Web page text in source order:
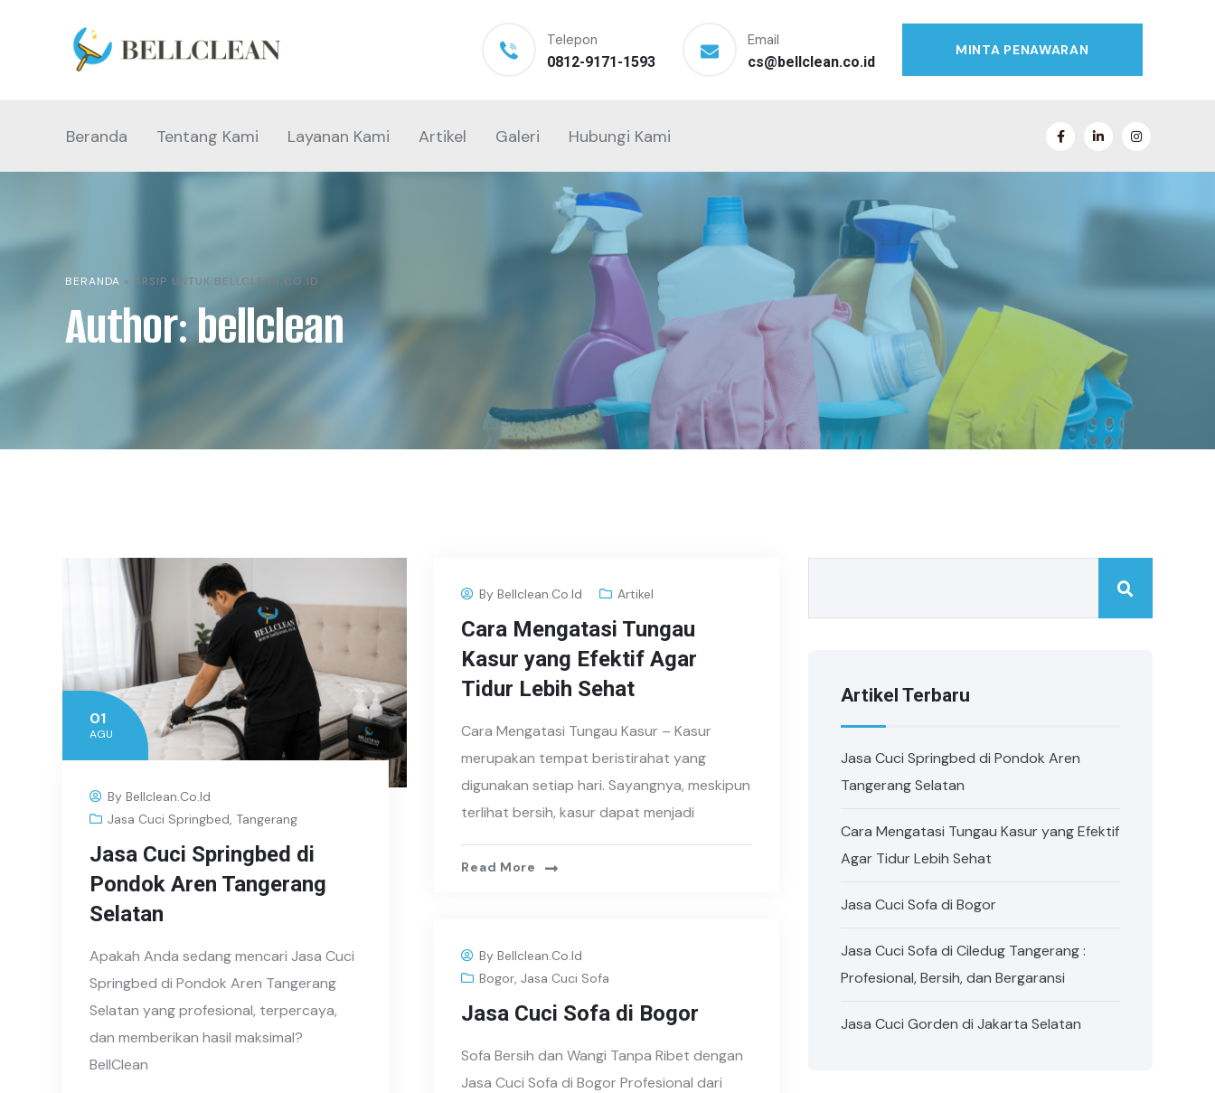
Telepon
0812-9171-1593
Email
cs@bellclean.co.id
MINTA PENAWARAN
Beranda Tentang Kami Layanan Kami Artikel Galeri Hubungi Kami
BERANDA » ARSIP UNTUK BELLCLEAN.CO.ID
Author: bellclean
01
AGU
By Bellclean.co.id
Jasa Cuci Springbed, Tangerang
Jasa Cuci Springbed di
Pondok Aren Tangerang
Selatan
Apakah Anda sedang mencari Jasa Cuci
Springbed di Pondok Aren Tangerang
Selatan yang profesional, terpercaya,
dan memberikan hasil maksimal?
BellClean
ByBellclean.co.id Artikel
Cara Mengatasi Tungau
Kasur yang Efektif Agar
Tidur Lebih Sehat
Cara Mengatasi Tungau Kasur – Kasur
merupakan tempat beristirahat yang
digunakan setiap hari. Sayangnya, meskipun
terlihat bersih, kasur dapat menjadi
Read More
ByBellclean.co.id
Bogor,Jasa Cuci Sofa
Jasa Cuci Sofa di Bogor
Sofa Bersih dan Wangi Tanpa Ribet dengan
Jasa Cuci Sofa di Bogor Profesional dari
Artikel Terbaru
Jasa Cuci Springbed di Pondok Aren
Tangerang Selatan
Cara Mengatasi Tungau Kasur yang Efektif
Agar Tidur Lebih Sehat
Jasa Cuci Sofa di Bogor
Jasa Cuci Sofa di Ciledug Tangerang :
Profesional, Bersih, dan Bergaransi
Jasa Cuci Gorden di Jakarta Selatan